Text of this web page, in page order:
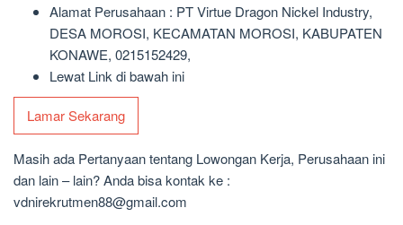
Alamat Perusahaan : PT Virtue Dragon Nickel Industry,
DESA MOROSI, KECAMATAN MOROSI, KABUPATEN
KONAWE, 0215152429,
Lewat Link di bawah ini
Lamar Sekarang
Masih ada Pertanyaan tentang Lowongan Kerja, Perusahaan ini
dan lain – lain? Anda bisa kontak ke :
vdnirekrutmen88@gmail.com